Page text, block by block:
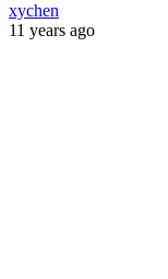
xychen
11 years ago